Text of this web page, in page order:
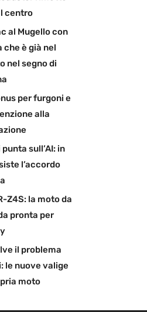
centro
al Mugello con
che è già nel
nel segno di
per furgoni e
alla
sull’AI: in
l’accordo
Z4S: la moto da
pronta per
il problema
le nuove valige
moto